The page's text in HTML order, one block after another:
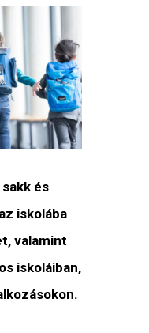
és
iskolába
valamint
iskoláiban,